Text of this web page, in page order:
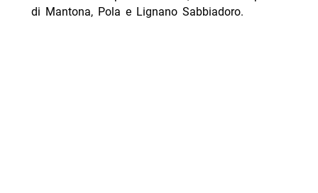
di Mantona, Pola e Lignano Sabbiadoro.